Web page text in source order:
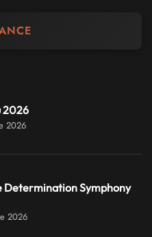
2026
2026
Determination Symphony
2026